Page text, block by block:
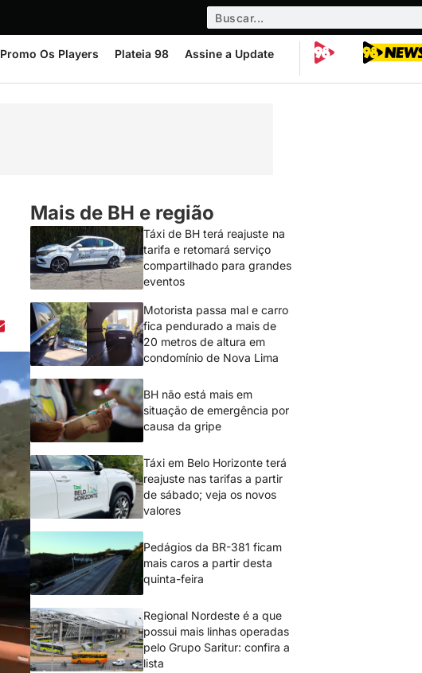
Promo Os Players Plateia 98 Assine a Update
Mais de BH e região
Táxi de BH terá reajuste na
tarifa e retomará serviço
compartilhado para grandes
eventos
Motorista passa mal e carro
fica pendurado a mais de
20 metros de altura em
condomínio de Nova Lima
BH não está mais em
situação de emergência por
causa da gripe
Táxi em Belo Horizonte terá
reajuste nas tarifas a partir
de sábado; veja os novos
valores
Pedágios da BR-381 ficam
mais caros a partir desta
quinta-feira
Regional Nordeste é a que
possui mais linhas operadas
pelo Grupo Saritur: confira a
lista